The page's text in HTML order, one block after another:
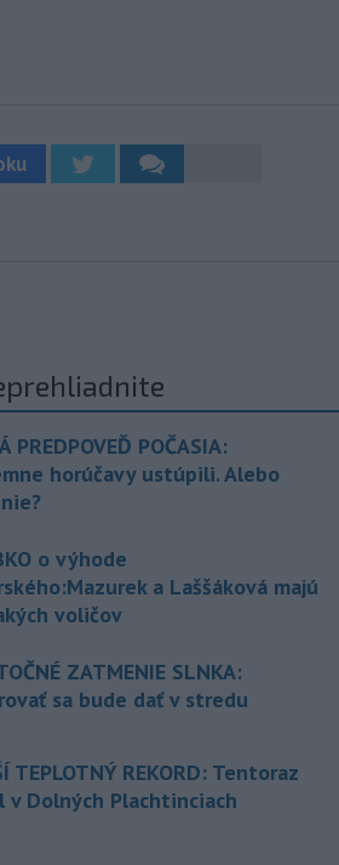
PREDPOVEĎ POČASIA:
horúčavy ustúpili. Alebo
o výhode
a Laššáková majú
voličov
ZATMENIE SLNKA:
sa bude dať v stredu
TEPLOTNÝ REKORD: Tentoraz
v Dolných Plachtinciach